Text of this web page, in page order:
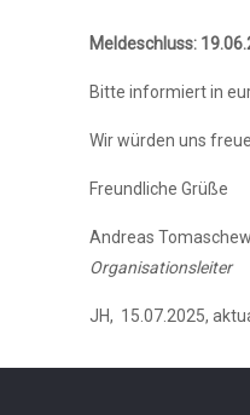
Meldeschluss:
Bitte informiert in
Wir würden uns
Freundliche Grüße
Andreas
Organisationsleiter
JH, 15.07.2025,